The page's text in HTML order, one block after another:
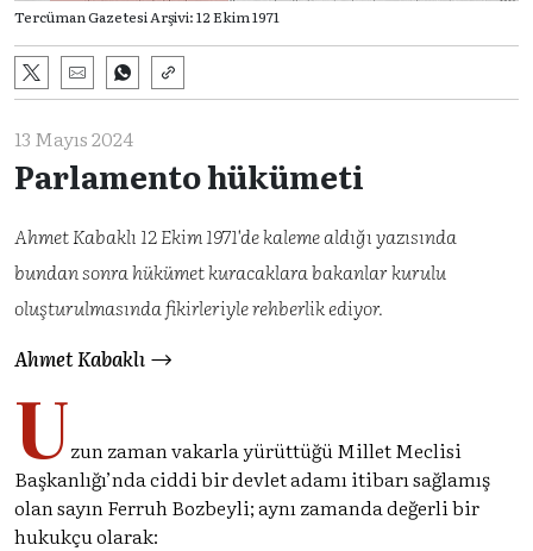
Tercüman Gazetesi Arşivi: 12 Ekim 1971
13 Mayıs 2024
Parlamento hükümeti
Ahmet Kabaklı 12 Ekim 1971'de kaleme aldığı yazısında
bundan sonra hükümet kuracaklara bakanlar kurulu
oluşturulmasında fikirleriyle rehberlik ediyor.
Ahmet Kabaklı
Uzun zaman vakarla yürüttüğü Millet Meclisi
Başkanlığı’nda ciddi bir devlet adamı itibarı sağlamış
olan sayın Ferruh Bozbeyli; aynı zamanda değerli bir
hukukçu olarak: